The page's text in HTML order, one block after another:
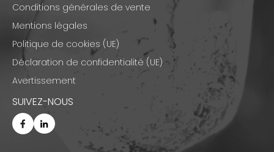
Conditions générales de vente
Mentions légales
Politique de cookies (UE)
Déclaration de confidentialité (UE)
Avertissement
SUIVEZ-NOUS